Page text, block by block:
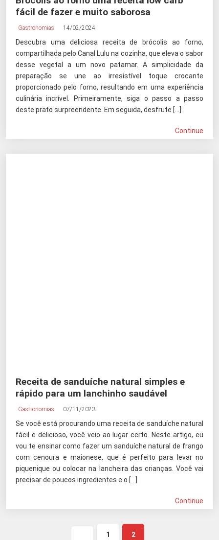
fácil de fazer e muito saborosa
Gastronomias 14/02/2024
Descubra uma deliciosa receita de brócolis ao forno,
compartilhada pelo Canal Lulu na cozinha, que eleva o sabor
desse vegetal a um novo patamar. A simplicidade da
preparação se une ao irresistível toque crocante
proporcionado pelo forno, resultando em uma experiência
culinária incrível. Primeiramente, siga o passo a passo
deste prato surpreendente. Em seguida, desfrute […]
Continue
Receita de sanduíche natural simples e
rápido para um lanchinho saudável
Gastronomias 07/11/2023
Se você está procurando uma receita de sanduíche natural
fácil e delicioso, você veio ao lugar certo. Neste artigo, eu
vou te ensinar como fazer um sanduíche natural de frango
com cenoura e maionese, que é perfeito para levar no
piquenique ou colocar na lancheira das crianças. Você vai
precisar de poucos ingredientes e o […]
Continue
1 2